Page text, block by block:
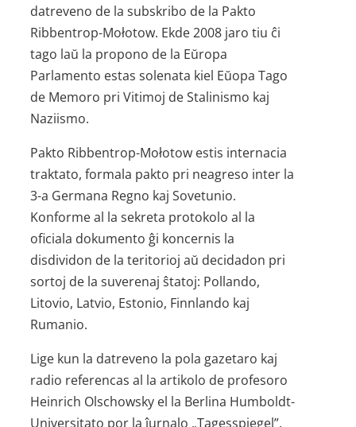
datreveno de la subskribo de la Pakto
Ribbentrop-Mołotow. Ekde 2008 jaro tiu ĉi
tago laŭ la propono de la Eŭropa
Parlamento estas solenata kiel Eŭopa Tago
de Memoro pri Vitimoj de Stalinismo kaj
Naziismo.
Pakto Ribbentrop-Mołotow estis internacia
traktato, formala pakto pri neagreso inter la
3-a Germana Regno kaj Sovetunio.
Konforme al la sekreta protokolo al la
oficiala dokumento ĝi koncernis la
disdividon de la teritorioj aŭ decidadon pri
sortoj de la suverenaj ŝtatoj: Pollando,
Litovio, Latvio, Estonio, Finnlando kaj
Rumanio.
Lige kun la datreveno la pola gazetaro kaj
radio referencas al la artikolo de profesoro
Heinrich Olschowsky el la Berlina Humboldt-
Universitato por la ĵurnalo „Tagesspiegel”.